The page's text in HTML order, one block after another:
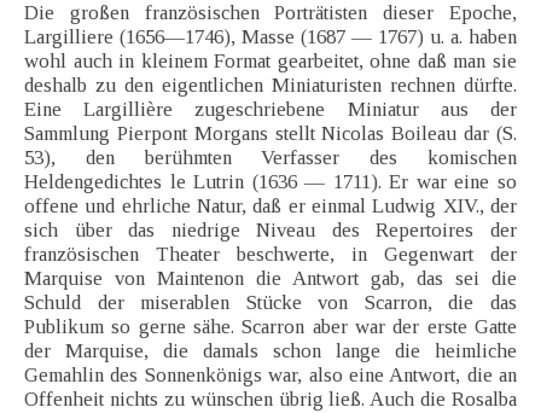
Die großen französischen Porträtisten dieser Epoche,
Largilliere (1656—1746), Masse (1687 — 1767) u. a. haben
wohl auch in kleinem Format gearbeitet, ohne daß man sie
deshalb zu den eigentlichen Miniaturisten rechnen dürfte.
Eine Largillière zugeschriebene Miniatur aus der
Sammlung Pierpont Morgans stellt Nicolas Boileau dar (S.
53), den berühmten Verfasser des komischen
Heldengedichtes le Lutrin (1636 — 1711). Er war eine so
offene und ehrliche Natur, daß er einmal Ludwig XIV., der
sich über das niedrige Niveau des Repertoires der
französischen Theater beschwerte, in Gegenwart der
Marquise von Maintenon die Antwort gab, das sei die
Schuld der miserablen Stücke von Scarron, die das
Publikum so gerne sähe. Scarron aber war der erste Gatte
der Marquise, die damals schon lange die heimliche
Gemahlin des Sonnenkönigs war, also eine Antwort, die an
Offenheit nichts zu wünschen übrig ließ. Auch die Rosalba